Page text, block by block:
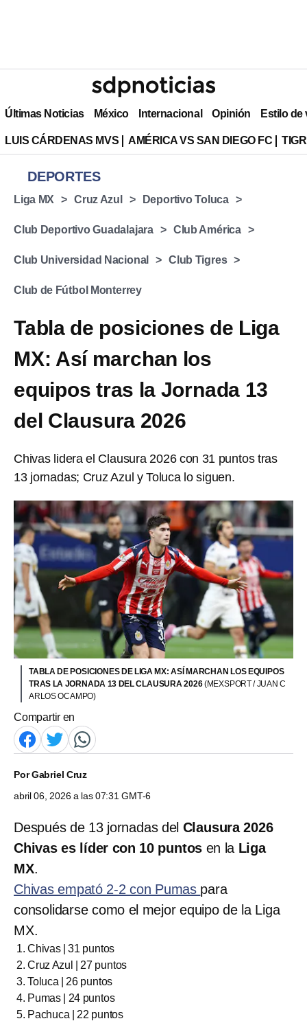
Últimas Noticias México Internacional Opinión Estilo de
LUIS CÁRDENAS MVS AMÉRICA VS SAN DIEGO FC
DEPORTES
Liga MX Cruz Azul Deportivo Toluca
Club Deportivo Guadalajara Club América
Club Universidad Nacional Club Tigres
Club de Fútbol Monterrey
Tabla de posiciones de Liga
MX: Así marchan los
equipos tras la Jornada 13
del Clausura 2026
Chivas lidera el Clausura 2026 con 31 puntos tras
13 jornadas; Cruz Azul y Toluca lo siguen.
TABLA DE POSICIONES DE LIGA MX: ASÍ MARCHAN LOS EQUIPOS
TRAS LA JORNADA 13 DEL CLAUSURA 2026(MEXSPORT / JUAN C
ARLOS OCAMPO)
Compartir en
PorGabriel Cruz
abril 06, 2026 a las 07:31 GMT-6
Después de 13 jornadas del Clausura 2026
Chivas es líder con 10 puntos en la Liga
MX.
Chivas empató 2-2 con Pumas para
consolidarse como el mejor equipo de la Liga
MX.
Chivas | 31 puntos
Cruz Azul | 27 puntos
Toluca | 26 puntos
Pumas | 24 puntos
Pachuca | 22 puntos